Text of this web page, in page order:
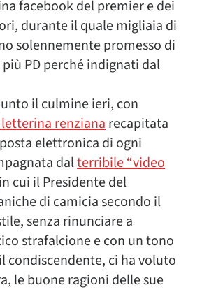
facebook del premier e dei
durante il quale migliaia di
solennemente promesso di
PD perché indignati dal
il culmine ieri, con
renzianarecapitata
elettronica di ogni
dalterribile “video
cui il Presidente del
di camicia secondo il
senza rinunciare a
strafalcione e con un tono
condiscendente, ci ha voluto
le buone ragioni delle sue